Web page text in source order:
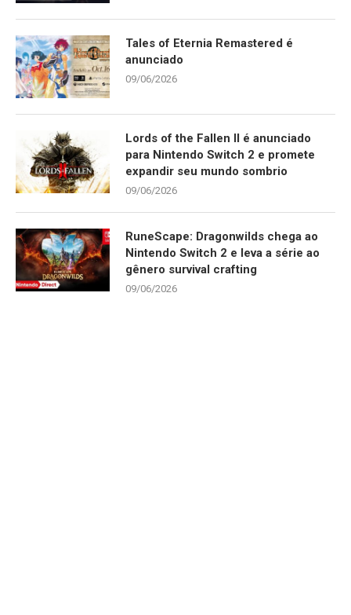
Tales of Eternia Remastered é
anunciado
09/06/2026
Lords of the Fallen II é anunciado
para Nintendo Switch 2 e promete
expandir seu mundo sombrio
09/06/2026
RuneScape: Dragonwilds chega ao
Nintendo Switch 2 e leva a série ao
gênero survival crafting
09/06/2026